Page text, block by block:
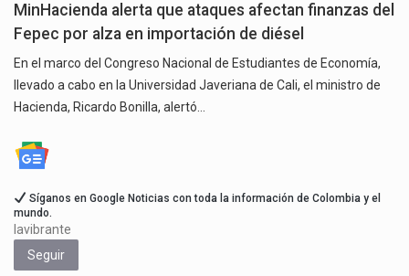
MinHacienda alerta que ataques afectan finanzas del
Fepec por alza en importación de diésel
En el marco del Congreso Nacional de Estudiantes de Economía,
llevado a cabo en la Universidad Javeriana de Cali, el ministro de
Hacienda, Ricardo Bonilla, alertó…
Síganos en Google Noticias con toda la información de Colombia y el
mundo.
lavibrante
Seguir